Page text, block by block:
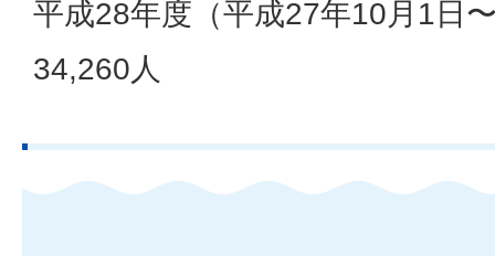
平成28年度（平成27年10月1日
34,260人